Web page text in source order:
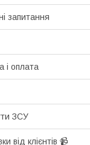
запитання
і оплата
ЗСУ
від клієнтів 📹